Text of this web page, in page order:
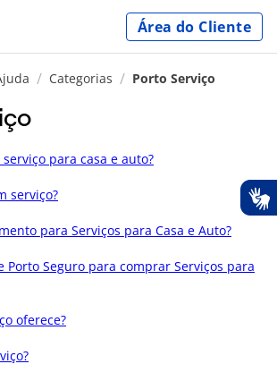
Área do Cliente
Categorias Porto Serviço
para casa e auto?
serviço?
para Serviços para Casa e Auto?
Porto Seguro para comprar Serviços para
oferece?